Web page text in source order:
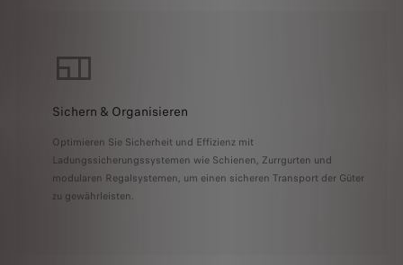
Sichern & Organisieren
Optimieren Sie Sicherheit und Effizienz mit
Ladungssicherungssystemen wie Schienen, Zurrgurten und
modularen Regalsystemen, um einen sicheren Transport der Güter
zu gewährleisten.